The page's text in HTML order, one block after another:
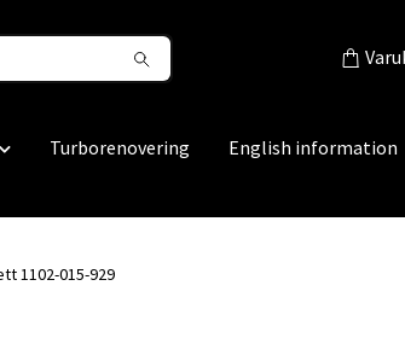
Turborenovering
English information
1102-015-929